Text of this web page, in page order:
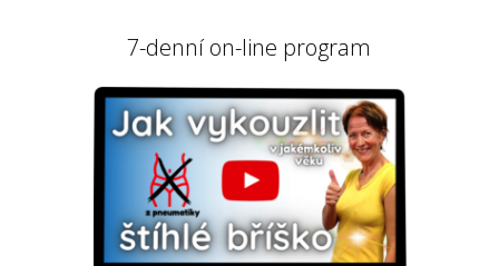
7-denní on-line program